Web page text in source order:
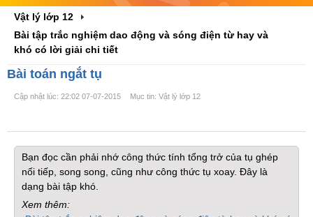
Vật lý lớp 12
Bài tập trắc nghiệm dao động và sóng điện từ hay và
khó có lời giải chi tiết
Bài toán ngắt tụ
Cập nhật lúc: 22:02 07-07-2015 Mục tin: Vật lý lớp 12
Bạn đọc cần phải nhớ công thức tính tổng trở của tụ ghép
nối tiếp, song song, cũng như công thức tụ xoay. Đây là
dạng bài tập khó.
Xem thêm: